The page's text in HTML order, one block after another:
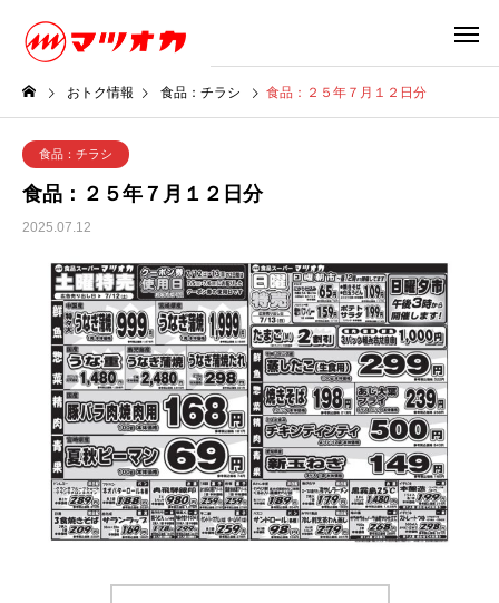
おトク情報 食品：チラシ 食品：２５年７月１２日分
食品：チラシ
食品：２５年７月１２日分
2025.07.12